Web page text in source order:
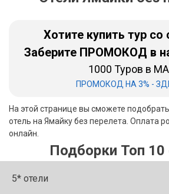
Хотите купить тур со
Заберите ПРОМОКОД в
1000 Туров в
ПРОМОКОД НА 3% -
На этой странице вы сможете
отель на Ямайку без перелета. Оплата
онлайн.
Подборки Топ 10
5* отели
Куба
Бали
Вьетнам
Северный Гоа